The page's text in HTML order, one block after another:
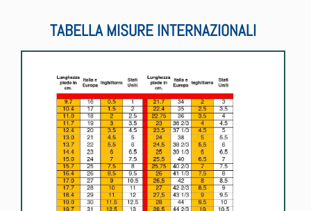
TABELLA MISURE INTERNAZIONALI